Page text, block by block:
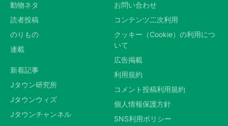
動物ネタ
読者投稿
のりもの
連載
新着記事
Jタウン研究所
Jタウンウィズ
Jタウンチャンネル
お問い合わせ
コンテンツ二次利用
クッキー（Cookie）の利用につ
いて
広告掲載
利用規約
コメント投稿利用規約
個人情報保護方針
SNS利用ポリシー